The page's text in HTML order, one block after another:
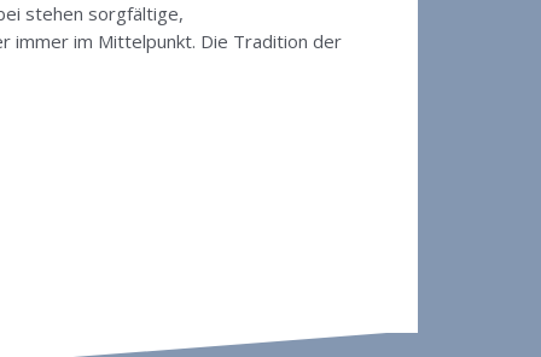
stehen sorgfältige,
immer im Mittelpunkt. Die Tradition der